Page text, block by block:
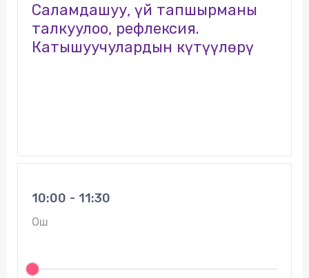
Саламдашуу, үй тапшырманы
талкуулоо, рефлексия.
Катышуучулардын күтүүлөрү
10:00 - 11:30
Ош